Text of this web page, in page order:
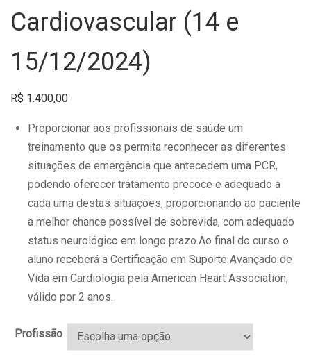
Cardiovascular (14 e
15/12/2024)
R$ 1.400,00
Proporcionar aos profissionais de saúde um
treinamento que os permita reconhecer as diferentes
situações de emergência que antecedem uma PCR,
podendo oferecer tratamento precoce e adequado a
cada uma destas situações, proporcionando ao paciente
a melhor chance possível de sobrevida, com adequado
status neurológico em longo prazo.Ao final do curso o
aluno receberá a Certificação em Suporte Avançado de
Vida em Cardiologia pela American Heart Association,
válido por 2 anos.
Profissão